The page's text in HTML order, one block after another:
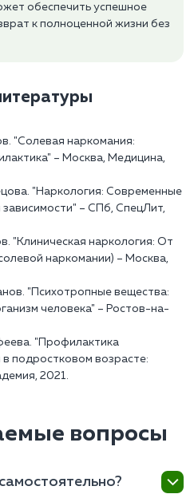
обеспечить успешное
к полноценной жизни без
"Солевая наркомания:
– Москва, Медицина,
"Наркология: Современные
– СПб, СпецЛит,
"Клиническая наркология: От
наркомании) – Москва,
"Психотропные вещества:
человека" – Ростов-на-
"Профилактика
подростковом возрасте:
2021.
вопросы